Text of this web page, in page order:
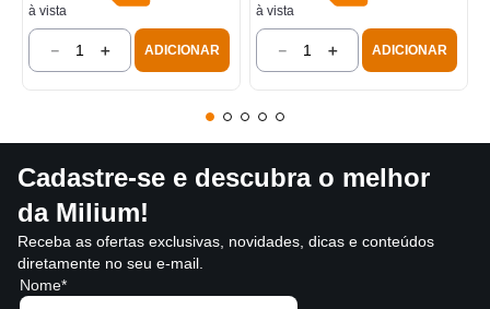
à vista
＋
－ ADICIONAR
à vista
＋
－ ADICIONAR
Cadastre-se e descubra o melhor
da Milium!
Receba as ofertas exclusivas, novidades, dicas e conteúdos
diretamente no seu e-mail.
Nome*